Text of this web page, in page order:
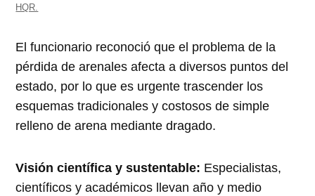
HQR.
El funcionario reconoció que el problema de la
pérdida de arenales afecta a diversos puntos del
estado, por lo que es urgente trascender los
esquemas tradicionales y costosos de simple
relleno de arena mediante dragado.
Visión científica y sustentable: Especialistas,
científicos y académicos llevan año y medio